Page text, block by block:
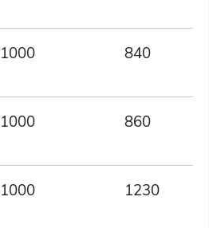
1000 840
1000 860
1000 1230